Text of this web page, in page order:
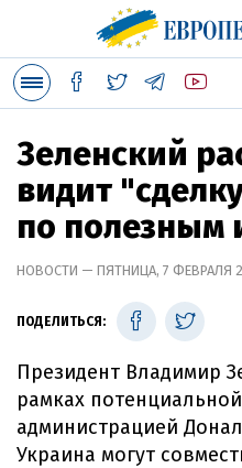
Зеленский
видит
по полезным
НОВОСТИ — ПЯТНИЦА, 7 ФЕВРАЛЯ
ПОДЕЛИТЬСЯ:
Президент Владимир
рамках
администрацией
Украина могут